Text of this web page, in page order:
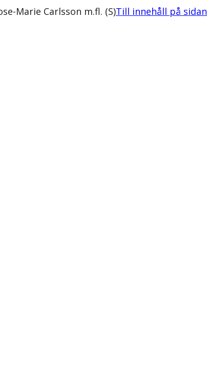
Marie Carlsson m.fl. (S)Till innehåll på sidan